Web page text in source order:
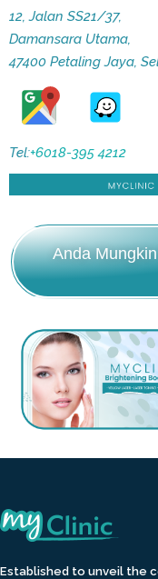
12, Jalan SS21/37,
Damansara Utama,
47400 Petaling Jaya,
Tel:+6018-395 4212
Anda
Established to unveil the